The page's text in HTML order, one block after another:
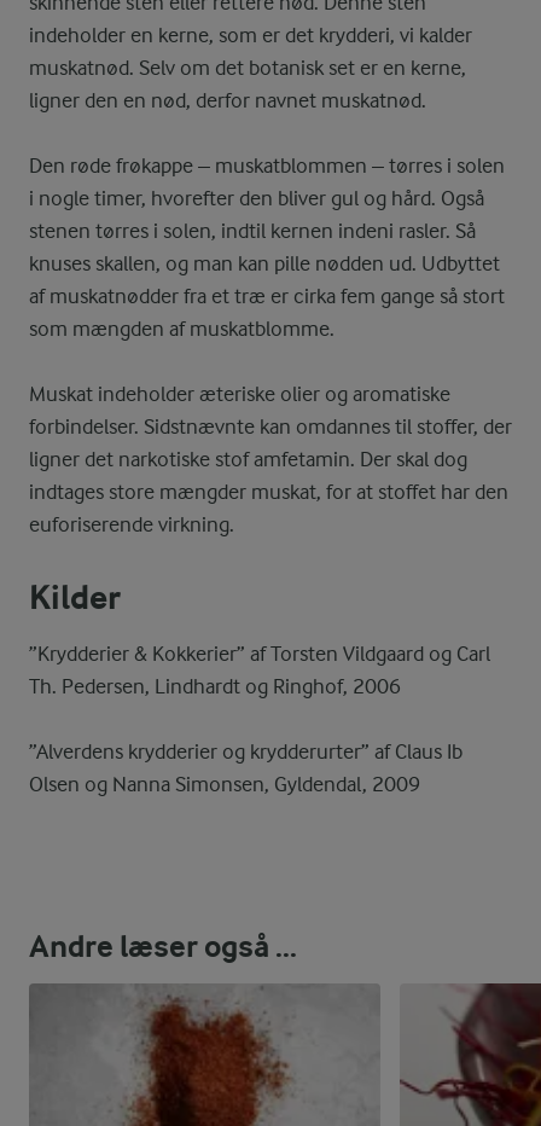
indeholder en kerne, som er det krydderi, vi kalder
muskatnød. Selv om det botanisk set er en kerne,
ligner den en nød, derfor navnet muskatnød.
Den røde frøkappe – muskatblommen – tørres i solen
i nogle timer, hvorefter den bliver gul og hård. Også
stenen tørres i solen, indtil kernen indeni rasler. Så
knuses skallen, og man kan pille nødden ud. Udbyttet
af muskatnødder fra et træ er cirka fem gange så stort
som mængden af muskatblomme.
Muskat indeholder æteriske olier og aromatiske
forbindelser. Sidstnævnte kan omdannes til stoffer, der
ligner det narkotiske stof amfetamin. Der skal dog
indtages store mængder muskat, for at stoffet har den
euforiserende virkning.
Kilder
”Krydderier & Kokkerier” af Torsten Vildgaard og Carl
Th. Pedersen, Lindhardt og Ringhof, 2006
”Alverdens krydderier og krydderurter” af Claus Ib
Olsen og Nanna Simonsen, Gyldendal, 2009
Andre læser også ...